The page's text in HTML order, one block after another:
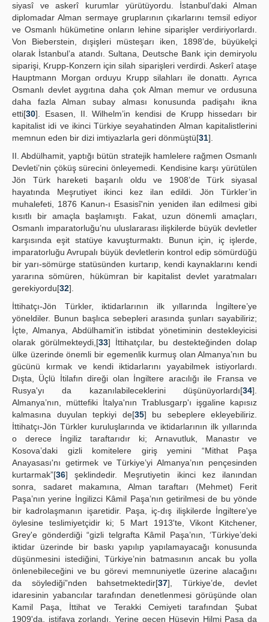
siyasî ve askerî kurumlar yürütüyordu. İstanbul’daki Alman
diplomadar Alman sermaye gruplarının çıkarlarını temsil ediyor
ve Osmanlı hükümetine onların lehine siparişler verdiriyorlardı.
Von Bieberstein, dışişleri müsteşarı iken, 1898’de, büyükelçi
olarak İstanbul’a atandı. Sultana, Deutsche Bank için demiryolu
siparişi, Krupp-Konzern için silah siparişleri verdirdi. Askerî ataşe
Hauptmann Morgan orduyu Krupp silahları ile donattı. Ayrıca
Osmanlı devlet aygıtına daha çok Alman memur ve ordusuna
daha fazla Alman subay alması konusunda padişahı ikna
etti[30]. Esasen, II. Wilhelm’in kendisi de Krupp hissedarı bir
kapitalist idi ve ikinci Türkiye seyahatinden Alman kapitalistlerini
memnun eden bir dizi imtiyazlarla geri dönmüştü[31].
II. Abdülhamit, yaptığı bütün stratejik hamlelere rağmen Osmanlı
Devleti’nin çöküş sürecini önleyemedi. Kendisine karşı yürütülen
Jön Türk hareketi başarılı oldu ve 1908’de Türk siyasal
hayatında Meşrutiyet ikinci kez ilan edildi. Jön Türkler’in
muhalefeti, 1876 Kanun-ı Esasisî'nin yeniden ilan edilmesi gibi
kısıtlı bir amaçla başlamıştı. Fakat, uzun dönemli amaçları,
Osmanlı imparatorluğu’nu uluslararası ilişkilerde büyük devletler
karşısında eşit statüye kavuşturmaktı. Bunun için, iç işlerde,
imparatorluğu Avrupalı büyük devletlerin kontrol edip sömürdüğü
bir yarı-sömürge statüsünden kurtarıp, kendi kaynaklarını kendi
yararına sömüren, hükümran bir kapitalist devlet yaratmaları
gerekiyordu[32].
İttihatçı-Jön Türkler, iktidarlarının ilk yıllarında İngiltere’ye
yöneldiler. Bunun başlıca sebepleri arasında şunları sayabiliriz;
İçte, Almanya, Abdülhamit’in istibdat yönetiminin destekleyicisi
olarak görülmekteydi,[33] İttihatçılar, bu destekteğinden dolap
ülke üzerinde önemli bir egemenlik kurmuş olan Almanya’nın bu
gücünü kırmak ve kendi iktidarlarını yayabilmek istiyorlardı.
Dışta, Üçlü İtilafın direği olan İngiltere aracılığı ile Fransa ve
Rusya'yı da kazanılabileceklerini düşünüyorlardı[34].
Almanya’nın, müttefiki İtalya'nın Trablusgarp'ı işgaline kapısız
kalmasına duyulan tepkiyi de[35] bu sebeplere ekleyebiliriz.
İttihatçı-Jön Türkler kuruluşlarında ve iktidarlarının ilk yıllarında
o derece İngiliz taraftarıdır ki; Arnavutluk, Manastır ve
Kosova’daki gizli komitelere giriş yemini “Mithat Paşa
Anayasası'nı getirmek ve Türkiye’yi Almanya’nın pençesinden
kurtarmak”[36] şeklindedir. Meşrutiyetin ikinci kez ilanından
sonra, sadaret makamına, Alman taraftarı (Mehmet) Ferit
Paşa’nın yerine İngilizci Kâmil Paşa’nın getirilmesi de bu yönde
bir kadrolaşmanın işaretidir. Paşa, iç-dış ilişkilerde İngiltere'ye
öylesine teslimiyetçidir ki; 5 Mart 1913'te, Vikont Kitchener,
Grey'e gönderdiği “gizli telgrafta Kâmil Paşa’nın, ‘Türkiye’deki
iktidar üzerinde bir baskı yapılıp yapılamayacağı konusunda
düşünmesini istediğini, Türkiye’nin batmasının ancak bu yolla
önlenebileceğini ve bu görevi memnuniyetle üzerine alacağını
da söylediği”nden bahsetmektedir[37], Türkiye’de, devlet
idaresinin yabancılar tarafından denetlenmesi görüşünde olan
Kamil Paşa, İttihat ve Terakki Cemiyeti tarafından Şubat
1909'da, istifaya zorlandı. Yerine geçen Hüseyin Hilmi Paşa da